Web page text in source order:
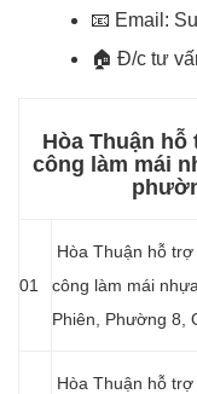
📧 Email:
🏠 Đ/c tư
Hòa Thuận
công làm mái
01
Hòa Thuận hỗ
công làm mái
Phiên, Phường 8,
Hòa Thuận hỗ